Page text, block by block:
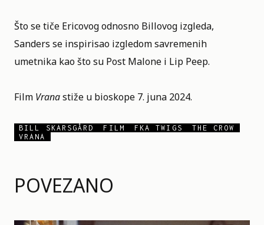
POVEZANO
Što se tiče Ericovog odnosno Billovog izgleda,
Sanders se inspirisao izgledom savremenih
umetnika kao što su Post Malone i Lip Peep.
Film Vranastiže u bioskope 7. juna 2024.
BILL SKARSGÅRD FILM FKA TWIGS
THE CROW
VRANA